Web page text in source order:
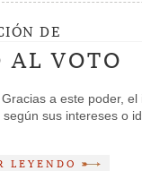
DE
AL VOTO
a este poder,
sus intereses o
LEYENDO